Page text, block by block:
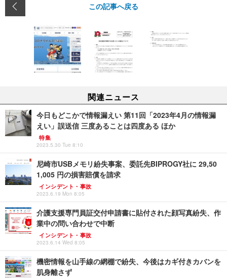
この記事へ戻る
関連ニュース
今日もどこかで情報漏えい 第11回「2023年4月の情報漏
えい」誤送信 三度あることは四度ある ほか
特集
2023.5.30 Tue 8:10
尼崎市USBメモリ紛失事案、委託先BIPROGY社に 29,50
1,005 円の損害賠償を請求
インシデント・事故
2023.6.19 Mon 8:05
介護支援専門員証交付申請書に貼付された顔写真紛失、作
業中の問い合わせで中断
インシデント・事故
2023.6.14 Wed 8:05
機密情報を山手線の網棚で紛失、今後はカギ付きカバンを
肌身離さず